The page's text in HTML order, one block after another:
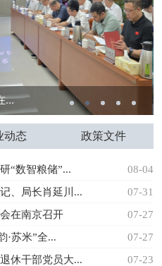
...
动态 政策文件
“数智粮储”...
08-04
、局长肖延川...
07-31
在南京召开
07-27
苏米”全...
07-27
休干部党员大...
07-23